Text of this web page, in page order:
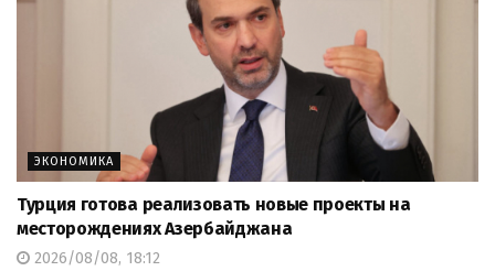
ЭКОНОМИКА
Турция готова реализовать новые проекты на
месторождениях Азербайджана
2026/08/08, 18:12